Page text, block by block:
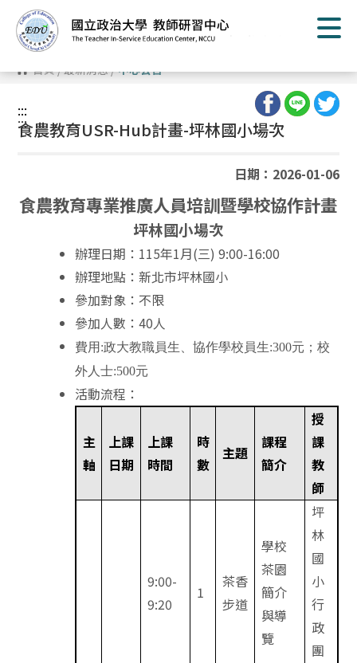
到
主
要
容 首頁/最新消息/中心公告
:::
:::
食農教育USR-Hub計畫-坪林國小場次
日期：2026-01-06
食農教育專業推廣人員培訓暨學校協作計畫
坪林國小場次
辦理日期：115年1月(三) 9:00-16:00
辦理地點：新北市坪林國小
參加對象：不限
參加人數：40人
費用:政大教職員生、協作學校員生:300元；校
外人士:500元
活動流程：
主
軸
上課
日期
上課
時間
時
數
主題
課程
簡介
授
課
教
師
9:00-
9:20
1
茶香
步道
學校
茶園
簡介
與導
覽
坪
林
國
小
行
政
團